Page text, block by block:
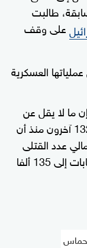
طالبت
على وقف
عملياتها العسكرية
ما لا يقل عن
6572 فلسطينيا قتلوا، وأصيب 23 ألفا و132 آخرون منذ أن
عدد القتلى
منذ أكتوبر 2023 إلى 57 ألفا و130، والإصابات إلى 135 ألفا
حماس